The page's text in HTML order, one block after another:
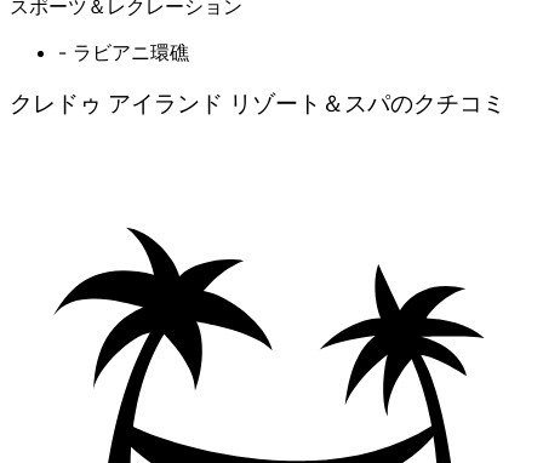
スポーツ＆レクレーション
- ラビアニ環礁
クレドゥ アイランド リゾート＆スパのクチコミ